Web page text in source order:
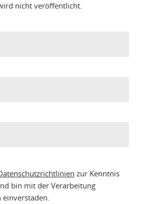
nicht veröffentlicht.
zur Kenntnis
bin mit der Verarbeitung
einverstaden.